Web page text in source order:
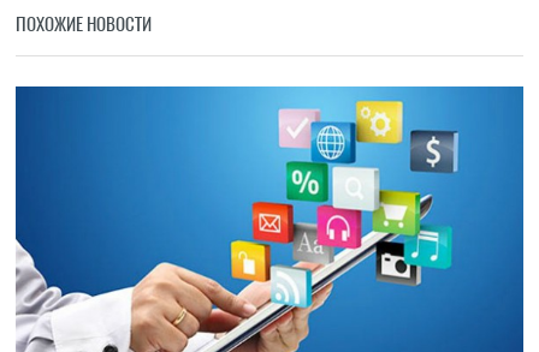
ПОХОЖИЕ НОВОСТИ